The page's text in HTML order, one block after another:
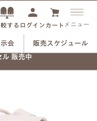
較する ログイン カート メニュー
販売スケジュール
会
販売中